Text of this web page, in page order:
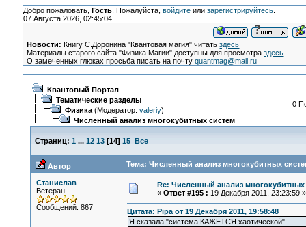
Добро пожаловать, Гость. Пожалуйста, войдитеили зарегистрируйтесь.
07 Августа 2026, 02:45:04
Новости: Книгу С.Доронина "Квантовая магия" читатьздесь
Материалы старого сайта "Физика Магии" доступны для просмотраздесь
О замеченных глюках просьба писать на почтуquantmag@mail.ru
Квантовый Портал
Тематические разделы
Физика(Модератор: valeriy)
Численный анализ многокубитных систем
0
Страниц: 1 ... 12 13[14] 15 Все
Автор Тема: Численный анализ многокубитных
Станислав
Ветеран
Сообщений: 867
Re: Численный анализ многокубитных
« Ответ #195 : 19 Декабря 2011, 23:23:59 »
Цитата: Pipa от 19 Декабря 2011, 19:58:48
Я сказала "система КАЖЕТСЯ хаотической".